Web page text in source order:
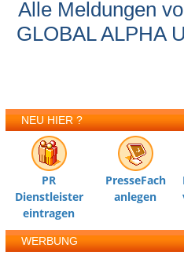
Alle Meldungen
GLOBAL ALPHA
NEU HIER ?
PR
Dienstleister
eintragen
PresseFach
anlegen
WERBUNG